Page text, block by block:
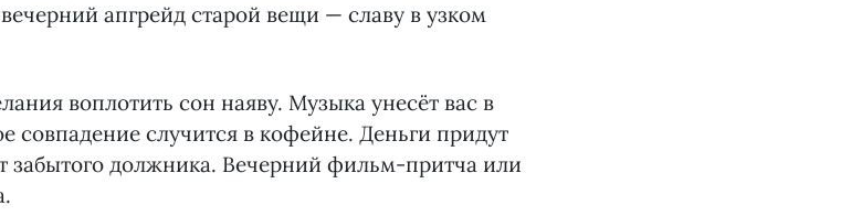
апгрейд старой вещи — славу в узком
воплотить сон наяву. Музыка унесёт вас в
совпадение случится в кофейне. Деньги придут
должника. Вечерний фильм-притча или